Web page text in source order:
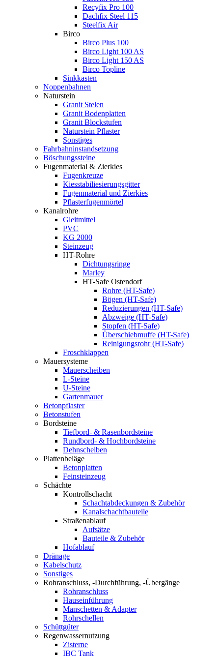
Recyfix Pro 100
Dachfix Steel 115
Steelfix Air
Birco
Birco Plus 100
Birco Light 100 AS
Birco Light 150 AS
Birco Topline
Sinkkasten
Noppenbahnen
Naturstein
Granit Stelen
Granit Bodenplatten
Granit Blockstufen
Naturstein Pflaster
Sonstiges
Fahrbahninstandsetzung
Böschungssteine
Fugenmaterial & Zierkies
Fugenkreuze
Kiesstabiliesierungsgitter
Fugenmaterial und Zierkies
Pflasterfugenmörtel
Kanalrohre
Gleitmittel
PVC
KG 2000
Steinzeug
HT-Rohre
Dichtungsringe
Marley
HT-Safe Ostendorf
Rohre (HT-Safe)
Bögen (HT-Safe)
Reduzierungen (HT-Safe)
Abzweige (HT-Safe)
Stopfen (HT-Safe)
Überschiebmuffe (HT-Safe)
Reinigungsrohr (HT-Safe)
Froschklappen
Mauersysteme
Mauerscheiben
L-Steine
U-Steine
Gartenmauer
Betonpflaster
Betonstufen
Bordsteine
Tiefbord- & Rasenbordsteine
Rundbord- & Hochbordsteine
Dehnscheiben
Plattenbeläge
Betonplatten
Feinsteinzeug
Schächte
Kontrollschacht
Schachtabdeckungen & Zubehör
Kanalschachtbauteile
Straßenablauf
Aufsätze
Bauteile & Zubehör
Hofablauf
Dränage
Kabelschutz
Sonstiges
Rohranschluss, -Durchführung, -Übergänge
Rohranschluss
Hauseinführung
Manschetten & Adapter
Rohrschellen
Schüttgüter
Regenwassernutzung
Zisterne
IBC Tank